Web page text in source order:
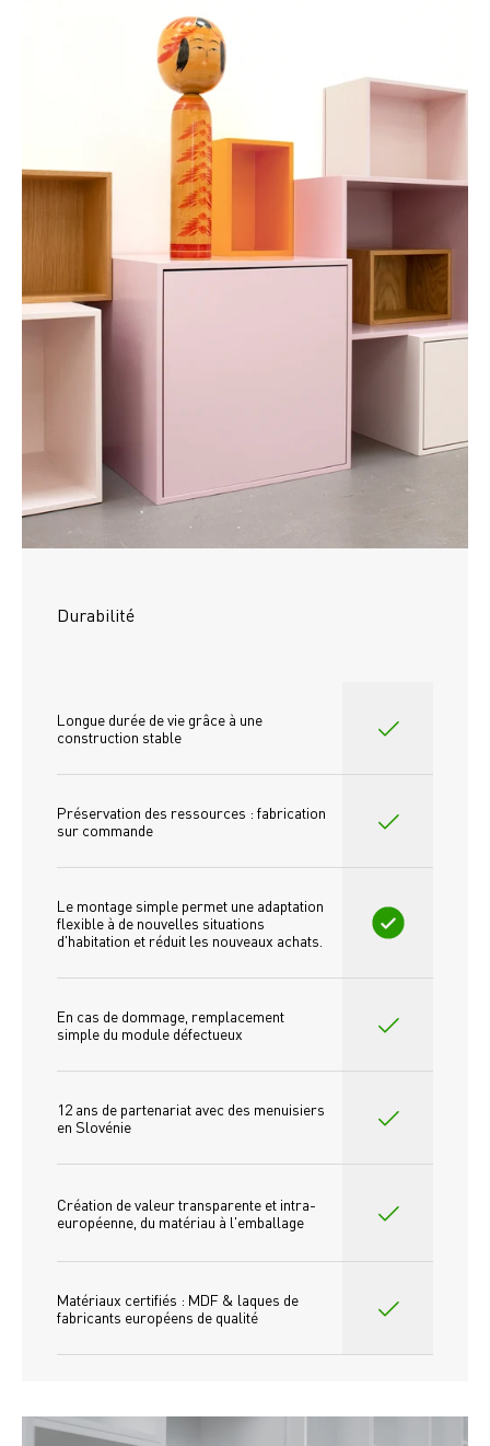
Durabilité
Longue durée de vie grâce à une
construction stable
Préservation des ressources : fabrication
sur commande
Le montage simple permet une adaptation
flexible à de nouvelles situations
d'habitation et réduit les nouveaux achats.
En cas de dommage, remplacement
simple du module défectueux
12 ans de partenariat avec des menuisiers
en Slovénie
Création de valeur transparente et intra-
européenne, du matériau à l'emballage
Matériaux certifiés : MDF & laques de
fabricants européens de qualité